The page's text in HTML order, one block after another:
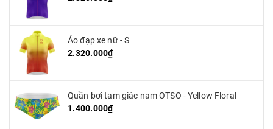
Áo đạp xe nữ - S
2.320.000₫
Quần bơi tam giác nam OTSO - Yellow Floral
1.400.000₫